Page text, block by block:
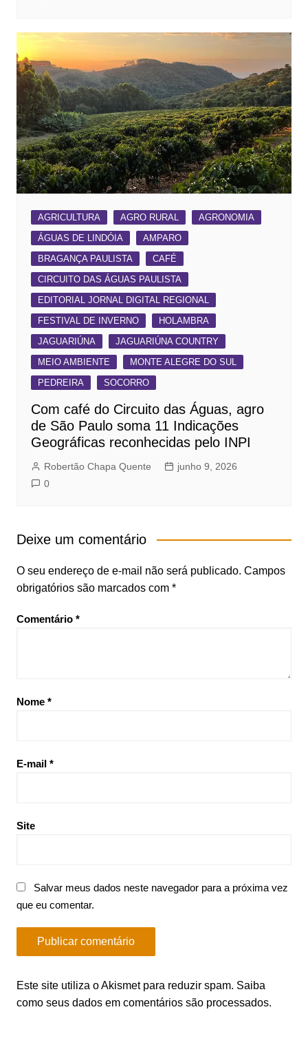
AGRICULTURA AGRO RURAL
AGRONOMIA
ÁGUAS DE LINDÓIA
AMPARO
BRAGANÇA PAULISTA
CAFÉ
CIRCUITO DAS ÁGUAS PAULISTA
EDITORIAL JORNAL DIGITAL REGIONAL
FESTIVAL DE INVERNO
HOLAMBRA
JAGUARIÚNA
JAGUARIÚNA COUNTRY
MEIO AMBIENTE
MONTE ALEGRE DO SUL
PEDREIRA
SOCORRO
Com café do Circuito das Águas, agro
de São Paulo soma 11 Indicações
Geográficas reconhecidas pelo INPI
Robertão Chapa Quente
junho 9, 2026
0
Deixe um comentário
O seu endereço de e-mail não será publicado. Campos
obrigatórios são marcados com *
Comentário *
Nome *
E-mail *
Site
Salvar meus dados neste navegador para a próxima vez
que eu comentar.
Este site utiliza o Akismet para reduzir spam. Saiba
como seus dados em comentários são processados.